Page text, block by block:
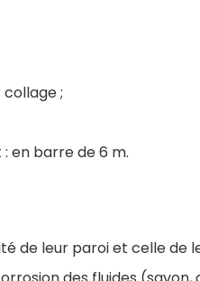
;
en barre de 6 m.
de leur paroi et celle de